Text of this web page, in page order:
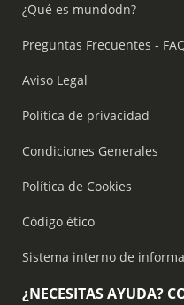
¿Qué es mundodn?
Preguntas Frecuentes -
Aviso Legal
Política de privacidad
Condiciones Generales
Política de Cookies
Código ético
Sistema interno de
¿NECESITAS AYUDA?